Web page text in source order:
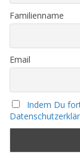
Familienname
Email
Indem Du